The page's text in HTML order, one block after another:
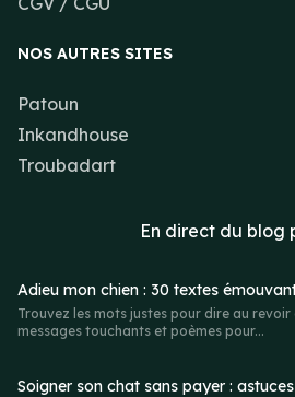
NOS AUTRES SITES
Patoun
Inkandhouse
Troubadart
En direct du blog
Trouvez les mots justes pour dire au
messages touchants et poèmes pour...
Soigner son chat sans payer :